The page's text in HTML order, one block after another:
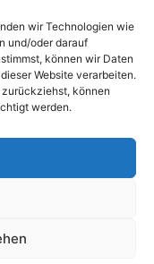
wir Technologien wie
und/oder darauf
können wir Daten
Website verarbeiten.
können
werden.
con